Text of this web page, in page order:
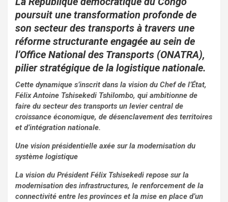
ce
b
o
o
k
tt
er
ail at
s
A
p
p
ta
g
er
poursuit une transformation profonde de
son secteur des transports à travers une
réforme structurante engagée au sein de
l’Office National des Transports (ONATRA),
pilier stratégique de la logistique nationale.
Cette dynamique s’inscrit dans la vision du Chef de l’État,
Félix Antoine Tshisekedi Tshilombo, qui ambitionne de
faire du secteur des transports un levier central de
croissance économique, de désenclavement des territoires
et d’intégration nationale.
Une vision présidentielle axée sur la modernisation du
système logistique
La vision du Président Félix Tshisekedi repose sur la
modernisation des infrastructures, le renforcement de la
connectivité entre les provinces et la mise en place d’un